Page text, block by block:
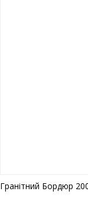
Гранітний Бордюр